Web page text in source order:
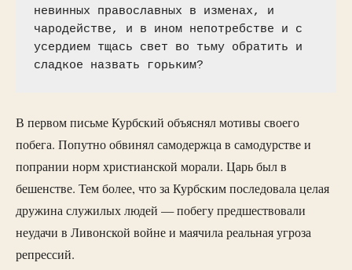
невинных православных в изменах, и
чародействе, и в ином непотребстве и с
усердием тщась свет во тьму обратить и
сладкое назвать горьким?
В первом письме Курбский объяснял мотивы своего
побега. Попутно обвинял самодержца в самодурстве и
попрании норм христианской морали. Царь был в
бешенстве. Тем более, что за Курбским последовала целая
дружина служилых людей — побегу предшествовали
неудачи в Ливонской войне и маячила реальная угроза
репрессий.